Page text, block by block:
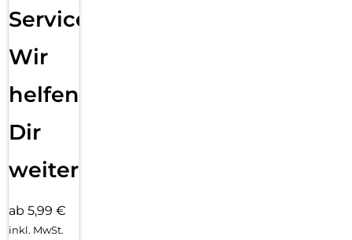
Service:
Wir
helfen
Dir
weiter
ab 5,99 €
inkl. MwSt.